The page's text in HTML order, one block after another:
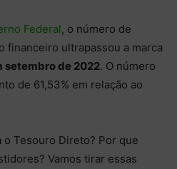
Federal, o número de
financeiro ultrapassou a marca
setembro de 2022. O número
de 61,53% em relação ao
o Tesouro Direto? Por que
Vamos tirar essas